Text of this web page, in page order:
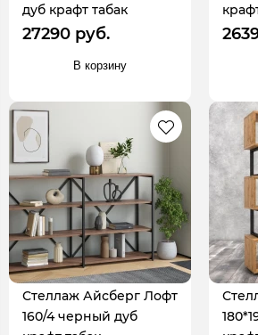
дуб крафт табак
27290 руб.
В корзину
Стеллаж Айсберг Лофт
160/4 черный дуб